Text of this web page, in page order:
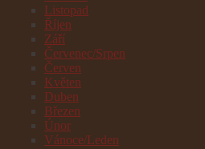
Listopad
Říjen
Září
Červenec/Srpen
Červen
Květen
Duben
Březen
Únor
Vánoce/Leden